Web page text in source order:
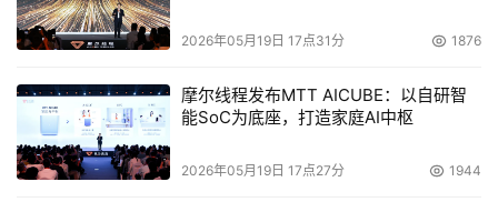
网切换速度由几分钟缩减为5－8秒，不仅大幅提升了工作
效率，还消除了工作人员对传统隔离技术“安全等于麻烦”的
消极情绪，从而将安全工作带入健康发展道路。
网络隔离技术随着电子政务的需求变化不断完善发展
着，而无论世界如何变化，对安全的要求只能是不断增
2026年05月19日 17点31分 1876
摩尔线程发布MTT AICUBE：以自研智
能SoC为底座，打造家庭AI中枢
2026年05月19日 17点27分 1944